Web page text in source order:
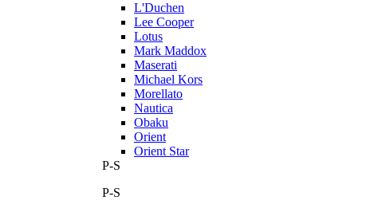
L'Duchen
Lee Cooper
Lotus
Mark Maddox
Maserati
Michael Kors
Morellato
Nautica
Obaku
Orient
Orient Star
P-S
P-S